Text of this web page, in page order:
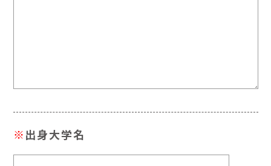
※出身大学名